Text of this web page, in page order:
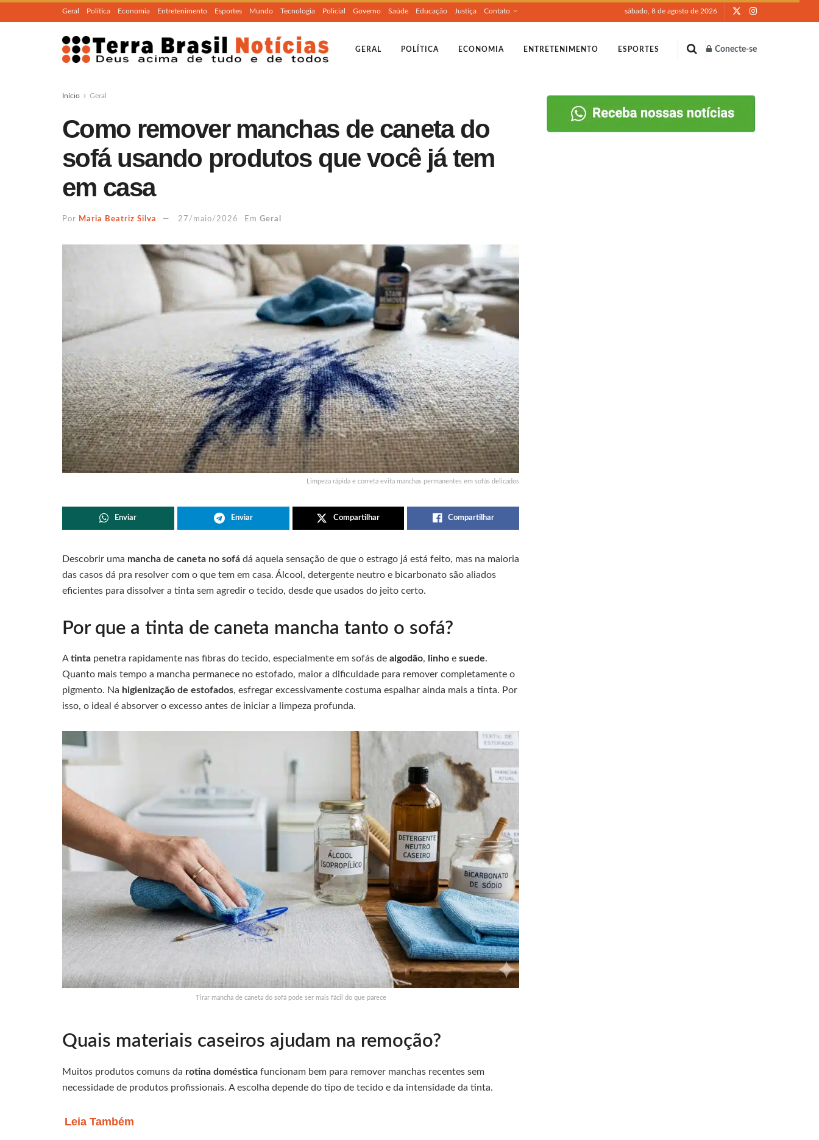
Geral Política Economia Entretenimento Esportes Mundo Tecnologia Policial Governo Saúde Educação Justiça Contato sábado, 8 de agosto de 2026
GERAL POLÍTICA ECONOMIA ENTRETENIMENTO ESPORTES Conecte-se
Início Geral
Como remover manchas de caneta do
sofá usando produtos que você já tem
em casa
Por Maria Beatriz Silva 27/maio/2026 Em Geral
Limpeza rápida e correta evita manchas permanentes em sofás delicados
Enviar Enviar Compartilhar Compartilhar
Descobrir uma mancha de caneta no sofá dá aquela sensação de que o estrago já está feito, mas na maioria
das casos dá pra resolver com o que tem em casa. Álcool, detergente neutro e bicarbonato são aliados
eficientes para dissolver a tinta sem agredir o tecido, desde que usados do jeito certo.
Por que a tinta de caneta mancha tanto o sofá?
Atinta penetra rapidamente nas fibras do tecido, especialmente em sofás de algodão, linho e suede.
Quanto mais tempo a mancha permanece no estofado, maior a dificuldade para remover completamente o
pigmento. Na higienização de estofados, esfregar excessivamente costuma espalhar ainda mais a tinta. Por
isso, o ideal é absorver o excesso antes de iniciar a limpeza profunda.
Tirar mancha de caneta do sofá pode ser mais fácil do que parece
Quais materiais caseiros ajudam na remoção?
Muitos produtos comuns da rotina doméstica funcionam bem para remover manchas recentes sem
necessidade de produtos profissionais. A escolha depende do tipo de tecido e da intensidade da tinta.
Leia Também